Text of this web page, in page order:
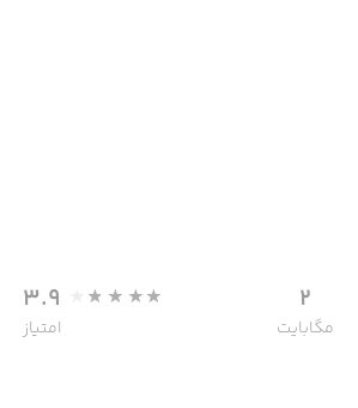
2
مگابایت
3.9
امتیاز